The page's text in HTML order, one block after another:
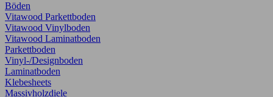
Böden
Vitawood Parkettboden
Vitawood Vinylboden
Vitawood Laminatboden
Parkettboden
Vinyl-/Designboden
Laminatboden
Klebesheets
Massivholzdiele